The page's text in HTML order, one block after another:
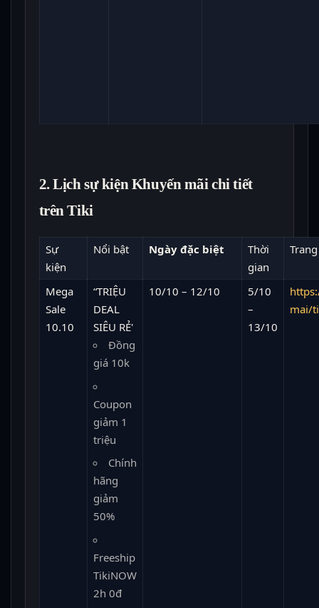
2. Lịch sự kiện Khuyến mãi chi tiết
trên Tiki
Sự
kiện
Nổi bật Ngày đặc biệt
Thời
gian
Mega
Sale
10.10
“TRIỆU
DEAL
SIÊU RẺ'
Đồng
giá 10k
Coupon
giảm 1
triệu
Chính
hãng
giảm
50%
Freeship
TikiNOW
2h 0đ
10/10 – 12/10
5/10
–
13/10
mai/